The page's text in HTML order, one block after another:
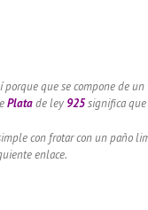
porque que se compone de
Platade ley 925significa
con frotar con un paño
enlace.